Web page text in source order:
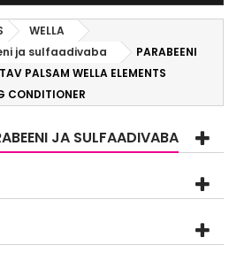
WELLA
ja sulfaadivaba
PARABEENI
PALSAM WELLA ELEMENTS
CONDITIONER
JA SULFAADIVABA